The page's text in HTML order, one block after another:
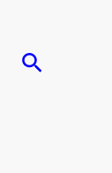
Buscar